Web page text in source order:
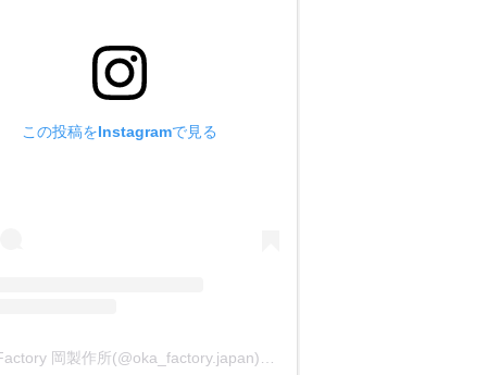
この投稿をInstagramで見る